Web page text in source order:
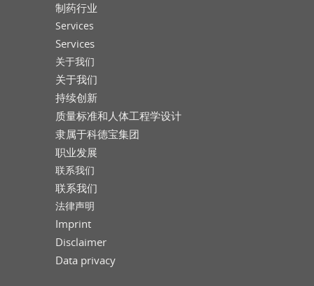
制药行业
Services
Services
关于我们
关于我们
持续创新
质量标准和人体工程学设计
隶属于科德宝集团
职业发展
联系我们
联系我们
法律声明
Imprint
Disclaimer
Data privacy